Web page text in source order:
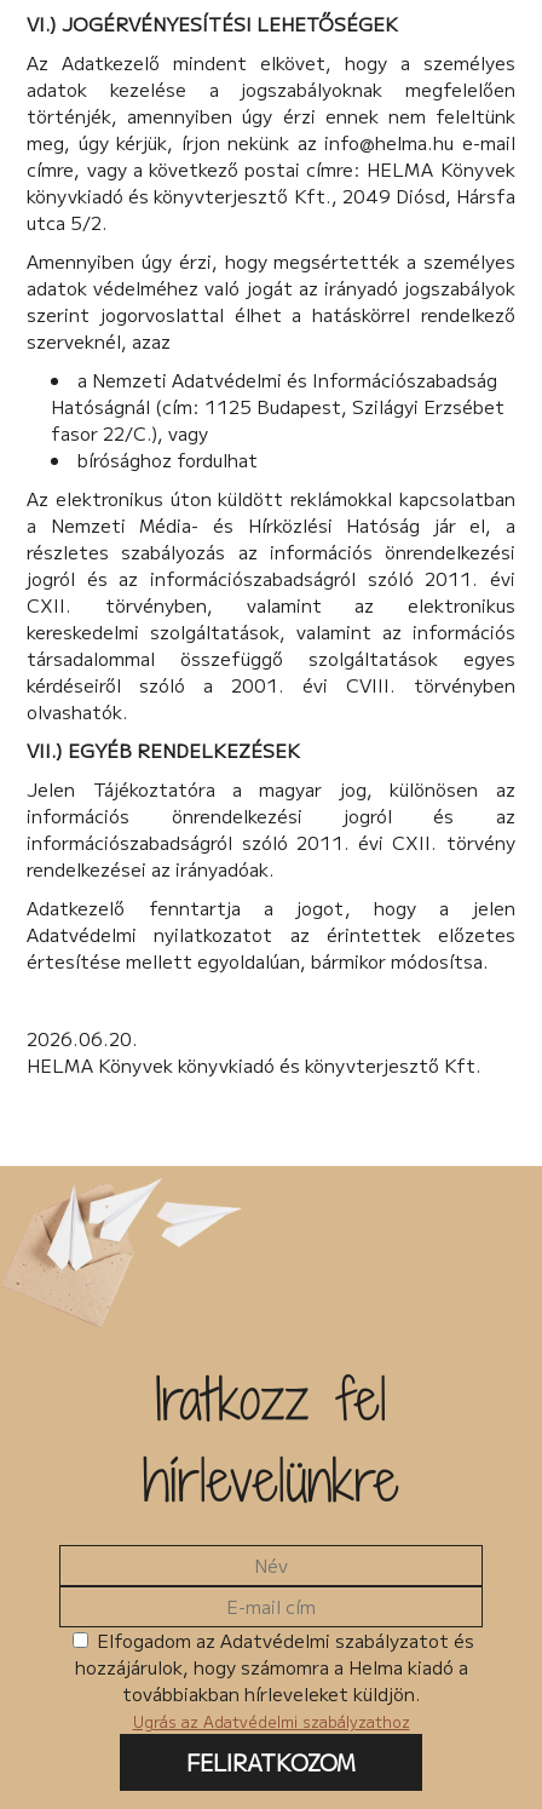
VI.) JOGÉRVÉNYESÍTÉSI LEHETŐSÉGEK
Az Adatkezelő mindent elkövet, hogy a személyes
adatok kezelése a jogszabályoknak megfelelően
történjék, amennyiben úgy érzi ennek nem feleltünk
meg, úgy kérjük, írjon nekünk az info@helma.hu e-mail
címre, vagy a következő postai címre: HELMA Könyvek
könyvkiadó és könyvterjesztő Kft., 2049 Diósd, Hársfa
utca 5/2.
Amennyiben úgy érzi, hogy megsértették a személyes
adatok védelméhez való jogát az irányadó jogszabályok
szerint jogorvoslattal élhet a hatáskörrel rendelkező
szerveknél, azaz
a Nemzeti Adatvédelmi és Információszabadság
Hatóságnál (cím: 1125 Budapest, Szilágyi Erzsébet
fasor 22/C.), vagy
bírósághoz fordulhat
Az elektronikus úton küldött reklámokkal kapcsolatban
a Nemzeti Média- és Hírközlési Hatóság jár el, a
részletes szabályozás az információs önrendelkezési
jogról és az információszabadságról szóló 2011. évi
CXII. törvényben, valamint az elektronikus
kereskedelmi szolgáltatások, valamint az információs
társadalommal összefüggő szolgáltatások egyes
kérdéseiről szóló a 2001. évi CVIII. törvényben
olvashatók.
VII.) EGYÉB RENDELKEZÉSEK
Jelen Tájékoztatóra a magyar jog, különösen az
információs önrendelkezési jogról és az
információszabadságról szóló 2011. évi CXII. törvény
rendelkezései az irányadóak.
Adatkezelő fenntartja a jogot, hogy a jelen
Adatvédelmi nyilatkozatot az érintettek előzetes
értesítése mellett egyoldalúan, bármikor módosítsa.
2026.06.20.
HELMA Könyvek könyvkiadó és könyvterjesztő Kft.
Iratkozz fel
hírlevelünkre
Elfogadom az Adatvédelmi szabályzatot és
hozzájárulok, hogy számomra a Helma kiadó a
továbbiakban hírleveleket küldjön.
Ugrás az Adatvédelmi szabályzathoz
FELIRATKOZOM